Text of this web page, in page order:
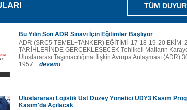
TÜM
Bu Yılın Son ADR Sınavı İçin Eğitimler Başlıyor
ADR (SRC5 TEMEL+TANKER) EĞİTİMİ 17-18-19-20 EKİM
TARİHLERİNDE GERÇEKLEŞECEK Tehlikeli Malların
Uluslararası Taşımacılığına İlişkin Avrupa Anlaşması (ADR)
1957... devamı
Uluslararası Lojistik Üst Düzey Yönetici ÜDY3 Kasım
Kasım'da Açılacak